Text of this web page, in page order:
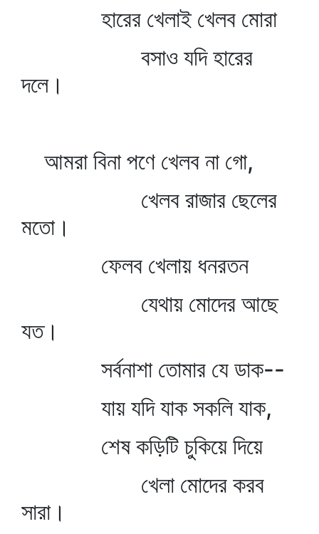
হারের খেলাই খেলব মোরা
বসাও যদি হারের
দলে।
আমরা বিনা পণে খেলব না গো,
খেলব রাজার ছেলের
মতো।
ফেলব খেলায় ধনরতন
যেথায় মোদের আছে
যত।
সর্বনাশা তোমার যে ডাক--
যায় যদি যাক সকলি যাক,
শেষ কড়িটি চুকিয়ে দিয়ে
খেলা মোদের করব
সারা।